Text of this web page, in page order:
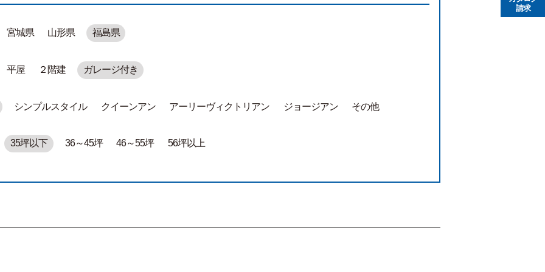
宮城県 山形県 福島県
平屋 ２階建 ガレージ付き
シンプルスタイル クイーンアン アーリーヴィクトリアン ジョージアン その他
35坪以下 36～45坪 46～55坪 56坪以上
請求